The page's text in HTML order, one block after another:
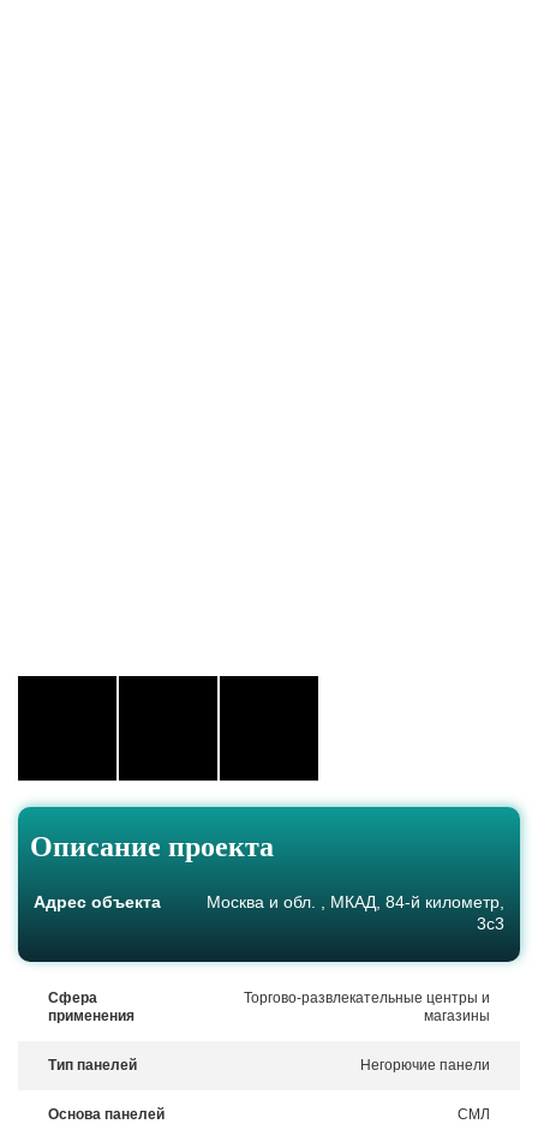
Описание проекта
Адрес объекта
Москва и обл. , МКАД, 84-й километр,
3с3
Сфера
применения
Торгово-развлекательные центры и
магазины
Тип панелей Негорючие панели
Основа панелей СМЛ